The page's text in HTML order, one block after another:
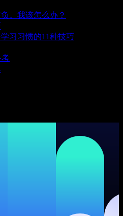
。我该怎么办？
习习惯的11种技巧
考